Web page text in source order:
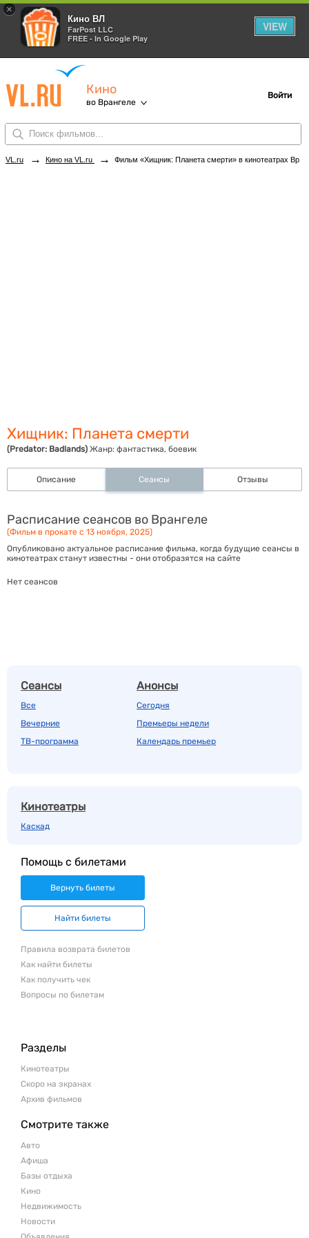
×
Кино ВЛ
FarPost LLC
FREE - In Google Play
VIEW
Кино
во Врангеле
Войти
VL.ru → Кино на VL.ru → Фильм «Хищник: Планета смерти» в кинотеатрах Врангеля. Купить билеты!
Хищник: Планета смерти
(Predator: Badlands) Жанр: фантастика, боевик
Описание Сеансы Отзывы
Расписание сеансов во Врангеле
(Фильм в прокате с 13 ноября, 2025)
Опубликовано актуальное расписание фильма, когда будущие сеансы в
кинотеатрах станут известны - они отобразятся на сайте
Нет сеансов
Сеансы
Все
Вечерние
ТВ-программа
Анонсы
Сегодня
Премьеры недели
Календарь премьер
Кинотеатры
Каскад
Помощь с билетами
Вернуть билеты
Найти билеты
Правила возврата билетов
Как найти билеты
Как получить чек
Вопросы по билетам
Разделы
Кинотеатры
Скоро на экранах
Архив фильмов
Смотрите также
Авто
Афиша
Базы отдыха
Кино
Недвижимость
Новости